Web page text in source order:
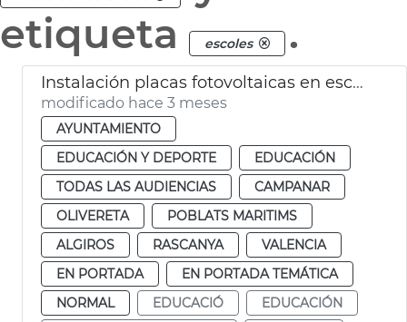
etiqueta
escoles .
Instalación placas fotovoltaicas en escuelas infantiles de València
modificado hace 3 meses
AYUNTAMIENTO
EDUCACIÓN Y DEPORTE
EDUCACIÓN
TODAS LAS AUDIENCIAS
CAMPANAR
OLIVERETA
POBLATS MARITIMS
ALGIROS
RASCANYA
VALENCIA
EN PORTADA
EN PORTADA TEMÁTICA
NORMAL
EDUCACIÓ
EDUCACIÓN